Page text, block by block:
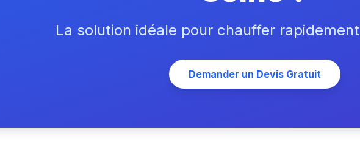
La solution idéale pour chauffer
Demander un Devis Gratuit